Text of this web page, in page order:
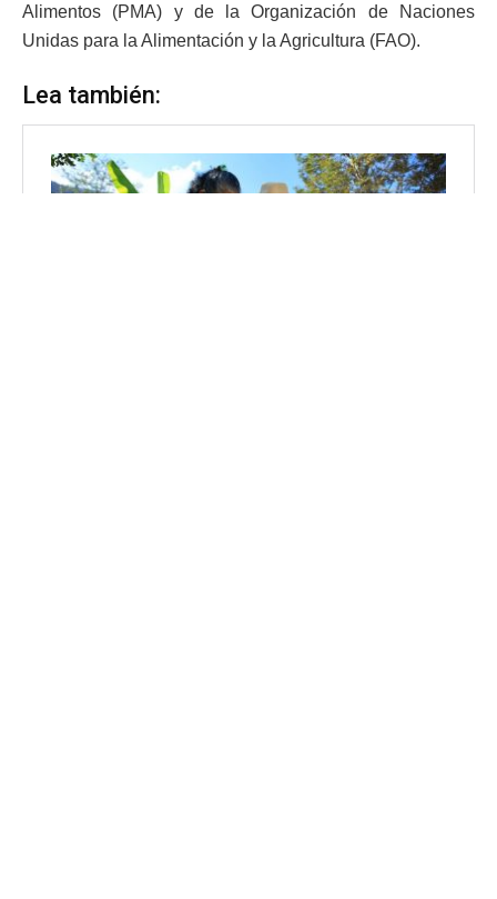
Alimentos (PMA) y de la Organización de Naciones
Unidas para la Alimentación y la Agricultura (FAO).
Lea también: